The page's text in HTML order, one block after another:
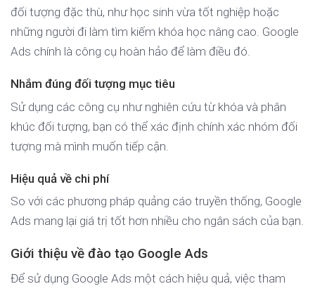
đối tượng đặc thù, như học sinh vừa tốt nghiệp hoặc
những người đi làm tìm kiếm khóa học nâng cao. Google
Ads chính là công cụ hoàn hảo để làm điều đó.
Nhắm đúng đối tượng mục tiêu
Sử dụng các công cụ như nghiên cứu từ khóa và phân
khúc đối tượng, bạn có thể xác định chính xác nhóm đối
tượng mà mình muốn tiếp cận.
Hiệu quả về chi phí
So với các phương pháp quảng cáo truyền thống, Google
Ads mang lại giá trị tốt hơn nhiều cho ngân sách của bạn.
Giới thiệu về đào tạo Google Ads
Để sử dụng Google Ads một cách hiệu quả, việc tham